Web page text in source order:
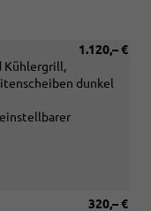
1.120,– €
Kühlergrill,
dunkel
einstellbarer
320,– €